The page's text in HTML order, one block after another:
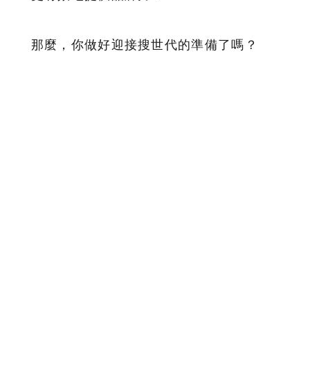
那麼，你做好迎接搜世代的準備了嗎？